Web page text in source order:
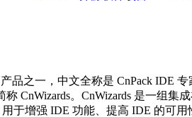
品之一，中文全称是 CnPack IDE 专
CnWizards。CnWizards 是一组集
于增强 IDE 功能、提高 IDE 的可用